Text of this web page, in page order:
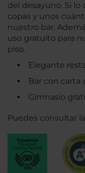
del desayuno. Si lo
copas y unos
nuestro bar.
uso gratuito para
piso.
Elegante
Bar con carta
Gimnasio
Puedes consultar